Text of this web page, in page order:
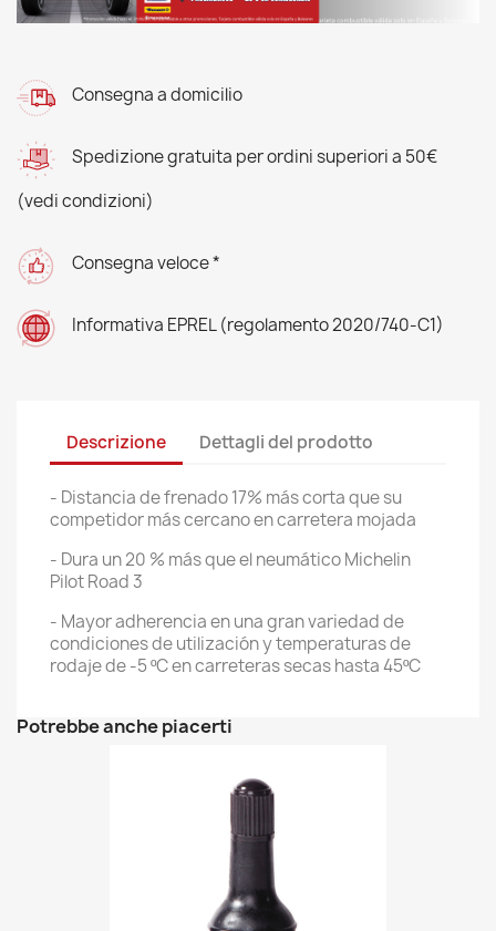
Consegna a domicilio
Spedizione gratuita per ordini superiori a 50€
(vedi condizioni)
Consegna veloce *
Informativa EPREL (regolamento 2020/740-C1)
Descrizione Dettagli del prodotto
- Distancia de frenado 17% más corta que su
competidor más cercano en carretera mojada
- Dura un 20 % más que el neumático Michelin
Pilot Road 3
- Mayor adherencia en una gran variedad de
condiciones de utilización y temperaturas de
rodaje de -5 ºC en carreteras secas hasta 45ºC
Potrebbe anche piacerti